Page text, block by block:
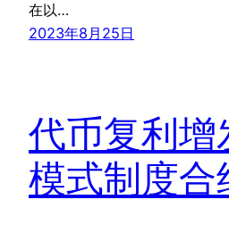
在以…
2023年8月25日
代币复利增
模式制度合